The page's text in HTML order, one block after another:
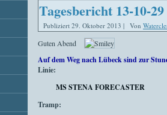
Tagesbericht 13-10-29
Publiziert 29. Oktober 2013 | Von
Guten Abend
Auf dem Weg nach Lübeck sind zur
Linie:
MS STENA FORECASTER
Tramp: